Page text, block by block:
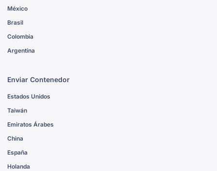
México
Brasil
Colombia
Argentina
Enviar Contenedor
Estados Unidos
Taiwán
Emiratos Árabes
China
España
Holanda